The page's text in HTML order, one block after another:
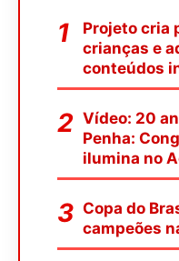
Projeto cria
crianças e
conteúdos
Vídeo: 20
Penha:
ilumina no
Copa do
campeões